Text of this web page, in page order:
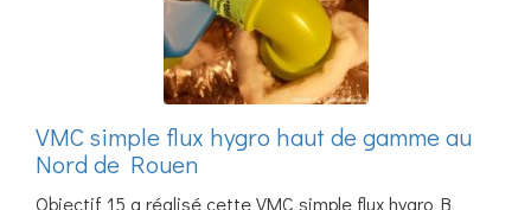
VMC simple flux hygro haut de gamme au
Nord de Rouen
Objectif 15 a réalisé cette VMC simple flux hygro B